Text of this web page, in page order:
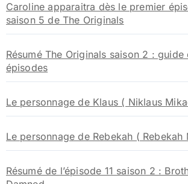
Caroline apparaitra dès le premier
saison 5 de The Originals
Résumé The Originals saison 2 :
épisodes
Le personnage de Klaus ( Niklaus
Le personnage de Rebekah ( Rebekah
Résumé de l’épisode 11 saison 2 :